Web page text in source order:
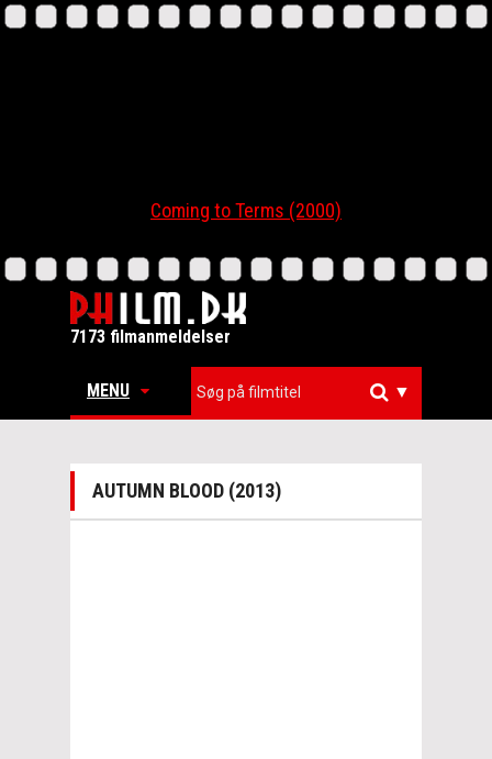
Coming to Terms (2000)
7173 filmanmeldelser
MENU ▼
AUTUMN BLOOD (2013)